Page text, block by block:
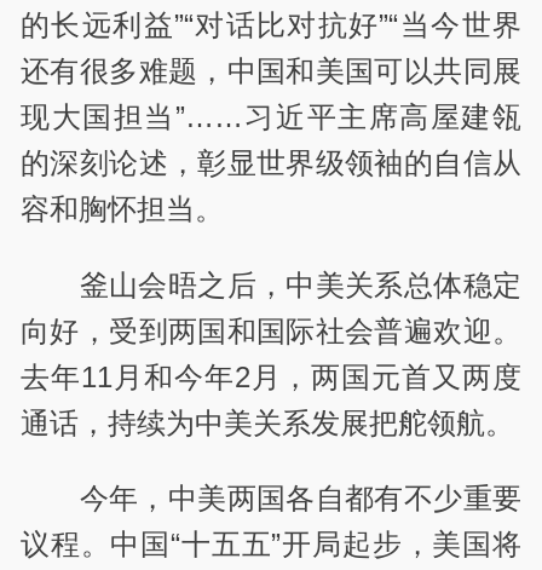
的长远利益”“对话比对抗好”“当今世界
还有很多难题，中国和美国可以共同展
现大国担当”……习近平主席高屋建瓴
的深刻论述，彰显世界级领袖的自信从
容和胸怀担当。
釜山会晤之后，中美关系总体稳定
向好，受到两国和国际社会普遍欢迎。
去年11月和今年2月，两国元首又两度
通话，持续为中美关系发展把舵领航。
今年，中美两国各自都有不少重要
议程。中国“十五五”开局起步，美国将